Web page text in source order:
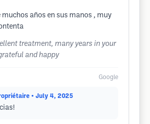
muchos años en sus manos , muy
treatment, many years in your
and happy
Google
• July 4, 2025